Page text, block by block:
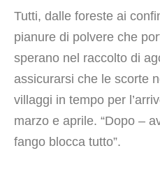
Tutti, dalle foreste ai
pianure di polvere che
sperano nel raccolto di
assicurarsi che le scorte
villaggi in tempo per
marzo e aprile. “Dopo –
fango blocca tutto”.